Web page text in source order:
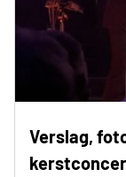
Verslag,